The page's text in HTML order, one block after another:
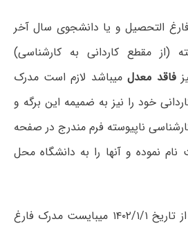
التحصیل و یا دانشجوی سال آخر
(از مقطع کاردانی به کارشناسی)
فاقد معدلمیباشد لازم است مدرک
خود را نیز به ضمیمه این برگه و
ناپیوسته فرم مندرج در صفحه
نام نموده و آنها را به دانشگاه محل
۴- فارغ التحصیلان قبل از تاریخ ۱۴۰۲/۱/۱ میبایست مدرک فارغ